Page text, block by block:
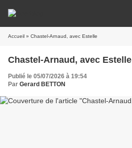
Accueil » Chastel-Arnaud, avec Estelle
Chastel-Arnaud, avec Estelle
Publié le 05/07/2026 à 19:54
Par Gerard BETTON